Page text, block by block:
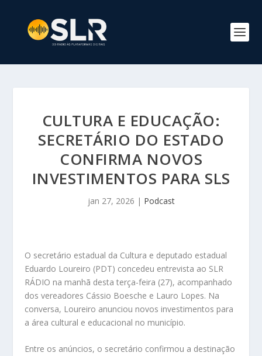
CULTURA E EDUCAÇÃO:
SECRETÁRIO DO ESTADO
CONFIRMA NOVOS
INVESTIMENTOS PARA SLS
jan 27, 2026 | Podcast
O secretário estadual da Cultura e deputado estadual
Eduardo Loureiro (PDT) concedeu entrevista ao SLR
RÁDIO na manhã desta terça-feira (27), acompanhado
dos vereadores Cássio Boesche e Lauro Lopes. Na
conversa, Loureiro anunciou novos investimentos para
a área cultural e educacional no município.
Entre os anúncios, o secretário confirmou a destinação